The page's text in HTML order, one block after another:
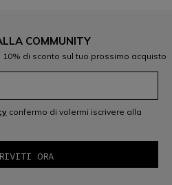
COMMUNITY
di sconto sul tuo prossimo acquisto
confermo di volermi iscrivere alla